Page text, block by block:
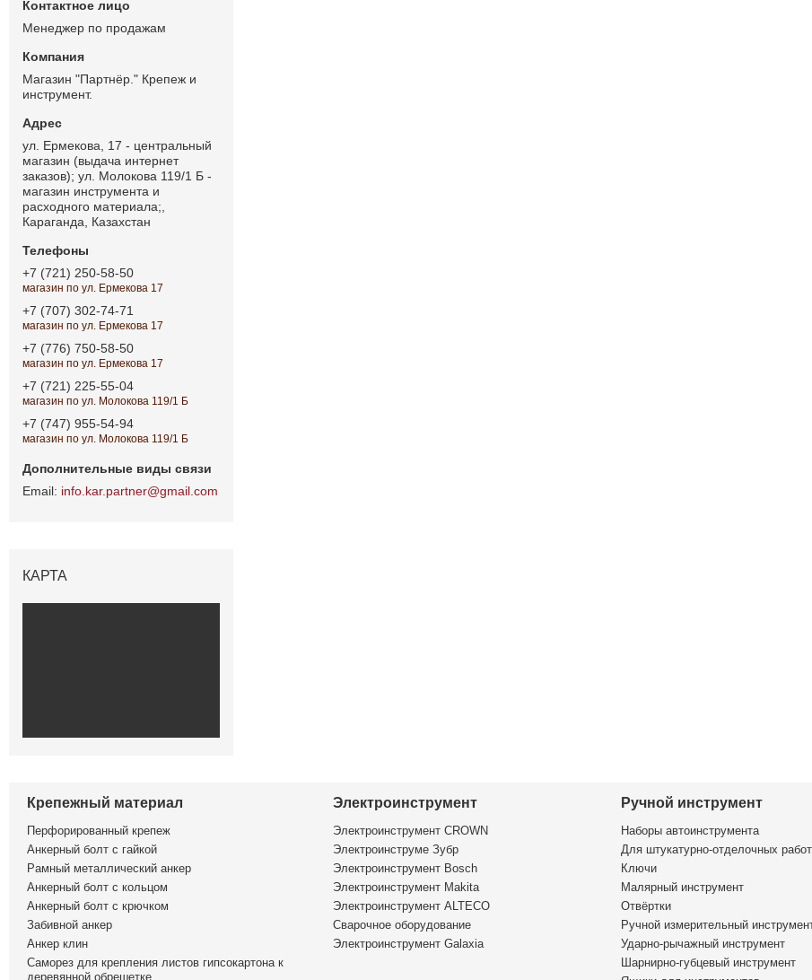
Менеджер по продажам
Магазин "Партнёр." Крепеж и
инструмент.
ул. Ермекова, 17 - центральный
магазин (выдача интернет
заказов); ул. Молокова 119/1 Б -
магазин инструмента и
расходного материала;,
Караганда, Казахстан
+7 (721) 250-58-50
магазин по ул. Ермекова 17
+7 (707) 302-74-71
магазин по ул. Ермекова 17
+7 (776) 750-58-50
магазин по ул. Ермекова 17
+7 (721) 225-55-04
магазин по ул. Молокова 119/1 Б
+7 (747) 955-54-94
магазин по ул. Молокова 119/1 Б
info.kar.partner@gmail.com
КАРТА
Крепежный материал
Перфорированный крепеж
Анкерный болт с гайкой
Рамный металлический анкер
Анкерный болт с кольцом
Анкерный болт с крючком
Забивной анкер
Анкер клин
Саморез для крепления листов гипсокартона к
деревянной обрешетке
Электроинструмент
Электроинструмент CROWN
Электроинструме Зубр
Электроинструмент Bosch
Электроинструмент Makita
Электроинструмент ALTECO
Сварочное оборудование
Электроинструмент Galaxia
Ручной инструмент
Наборы автоинструмента
Для штукатурно-отделочных работ
Ключи
Малярный инструмент
Отвёртки
Ручной измерительный
Ударно-рычажный инструмент
Шарнирно-губцевый инструмент